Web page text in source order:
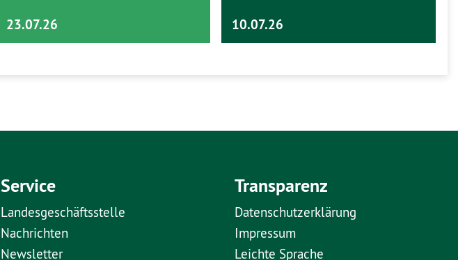
23.07.26 10.07.26
Service
Landesgeschäftsstelle
Nachrichten
Newsletter
Transparenz
Datenschutzerklärung
Impressum
Leichte Sprache